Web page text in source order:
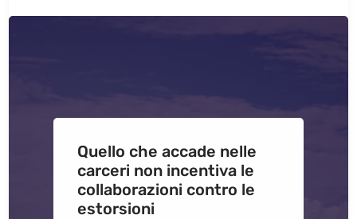
Quello che accade nelle
carceri non incentiva le
collaborazioni contro le
estorsioni